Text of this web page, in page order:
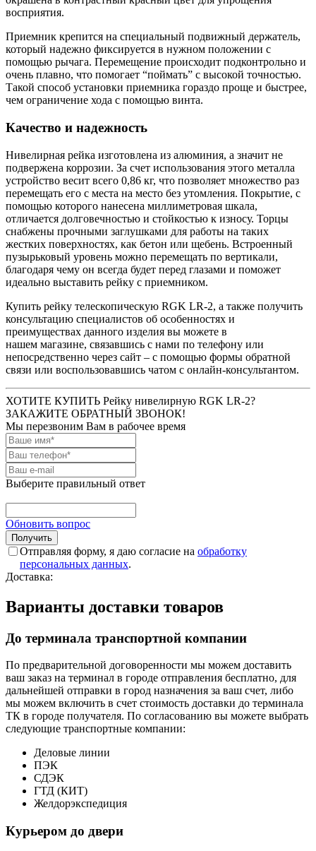
восприятия.
Приемник крепится на специальный подвижный держатель,
который надежно фиксируется в нужном положении с
помощью рычага. Перемещение происходит подконтрольно и
очень плавно, что помогает “поймать” с высокой точностью.
Такой способ установки приемника гораздо проще и быстрее,
чем ограничение хода с помощью винта.
Качество и надежность
Нивелирная рейка изготовлена из алюминия, а значит не
подвержена коррозии. За счет использования этого металла
устройство весит всего 0,86 кг, что позволяет множество раз
перемещать его с места на место без утомления. Покрытие, с
помощью которого нанесена миллиметровая шкала,
отличается долговечностью и стойкостью к износу. Торцы
снабжены прочными заглушками для работы на таких
жестких поверхностях, как бетон или щебень. Встроенный
пузырьковый уровень можно перемещать по вертикали,
благодаря чему он всегда будет перед глазами и поможет
идеально выставить рейку с приемником.
Купить рейку телескопическую RGK LR-2, а также получить
консультацию специалистов об особенностях и
преимуществах данного изделия вы можете в
нашем магазине, связавшись с нами по телефону или
непосредственно через сайт – с помощью формы обратной
связи или воспользовавшись чатом с онлайн-консультантом.
ХОТИТЕ КУПИТЬ Рейку нивелирную RGK LR-2?
ЗАКАЖИТЕ ОБРАТНЫЙ ЗВОНОК!
Мы перезвоним Вам в рабочее время
Выберите правильный ответ
Обновить вопрос
Отправляя форму, я даю согласие на обработку
персональных данных.
Доставка:
Варианты доставки товаров
До терминала транспортной компании
По предварительной договоренности мы можем доставить
ваш заказ на терминал в городе отправления бесплатно, для
дальнейшей отправки в город назначения за ваш счет, либо
мы можем включить в счет стоимость доставки до терминала
ТК в городе получателя. По согласованию вы можете выбрать
следующие транспортные компании:
Деловые линии
ПЭК
СДЭК
ГТД (КИТ)
Желдорэкспедиция
Курьером до двери